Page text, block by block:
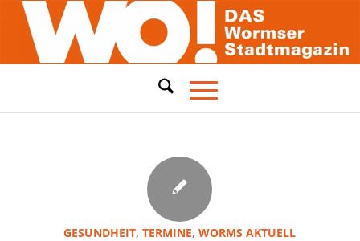
GESUNDHEIT,TERMINE,WORMS AKTUELL